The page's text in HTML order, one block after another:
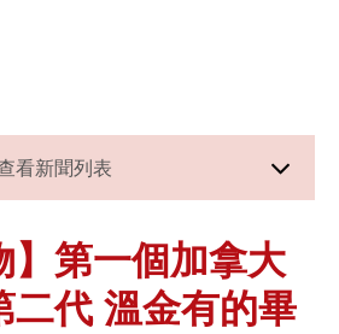
看新聞列表
】第一個加拿大
二代 溫金有的畢